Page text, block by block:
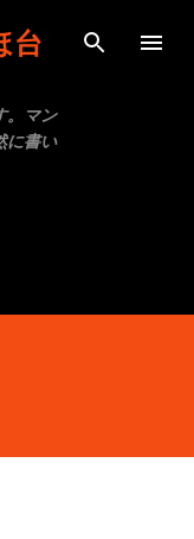
に移動
台
。マン
に書い